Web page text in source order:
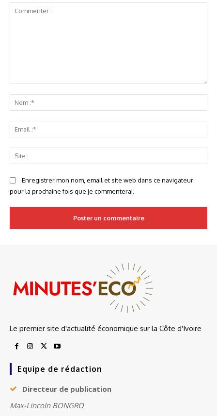
:*
:*
:
Enregistrer mon nom, email et site web dans ce navigateur
pour la prochaine fois que je commenterai.
Le premier site d'actualité économique sur la Côte d'Ivoire
Equipe de rédaction
Directeur de publication
Max-Lincoln BONGRO